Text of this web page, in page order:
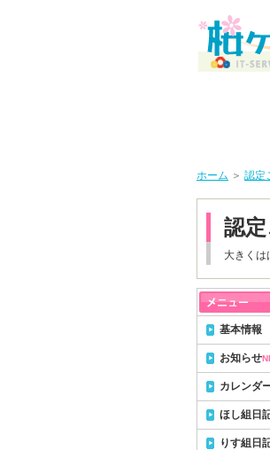
ホーム ＞ 認定
認
大きくは
基本情報
お知らせ
カレンダ
ほし組日
りす組日